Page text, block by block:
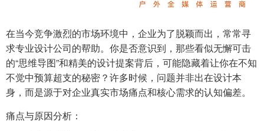
在当今竞争激烈的市场环境中，企业为了脱颖而出，常常寻
求专业设计公司的帮助。你是否意识到，那些看似无懈可击
的“思维导图”和精美的设计提案背后，可能隐藏着让你在不知
不觉中预算超支的秘密？许多时候，问题并非出在设计本
身，而是源于对企业真实市场痛点和核心需求的认知偏差。
痛点与原因分析：